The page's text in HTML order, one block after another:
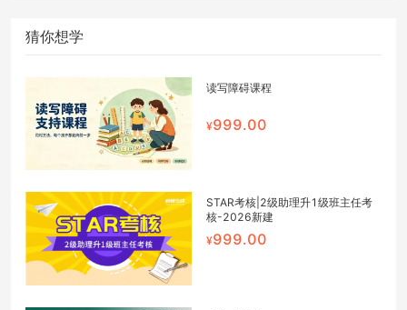
猜你想学
读写障碍课程
999.00
STAR考核|2级助理升1级班主任考
核-2026新建
999.00